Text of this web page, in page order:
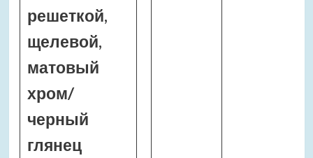
решеткой,
щелевой,
матовый
хром/
черный
глянец